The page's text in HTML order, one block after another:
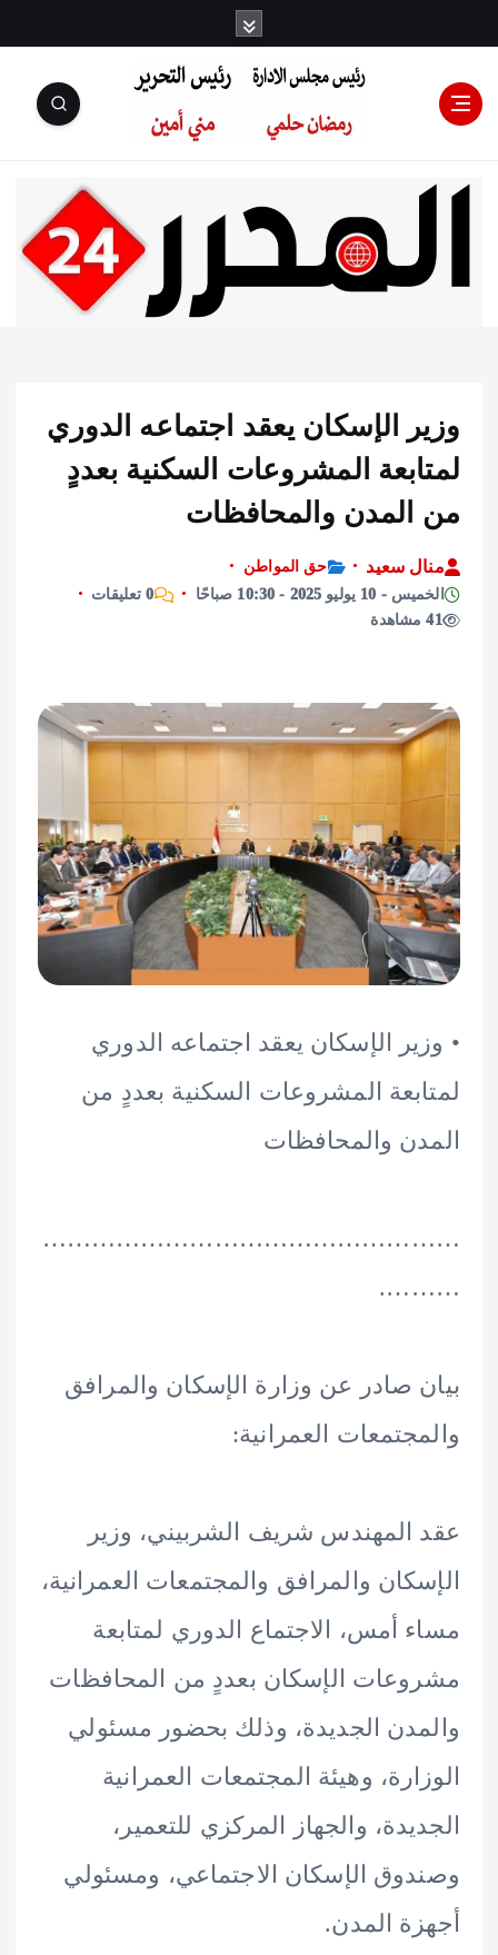
رئيس مجلس
الإدارة: رمضان
التحرير:مني أمين
الإسكان يعقد اجتماعه الدوري
المشروعات السكنية بعددٍ
والمحافظات
سعيد
حق المواطن
2025 - 10:30 صباحًا
0 تعليقات
الإسكان يعقد اجتماعه الدوري
المشروعات السكنية بعددٍ من
والمحافظات
صادر عن وزارة الإسكان والمرافق
العمرانية:
المهندس شريف الشربيني، وزير
والمرافق والمجتمعات العمرانية،
أمس، الاجتماع الدوري لمتابعة
الإسكان بعددٍ من المحافظات
الجديدة، وذلك بحضور مسئولي
وهيئة المجتمعات العمرانية
والجهاز المركزي للتعمير،
الإسكان الاجتماعي، ومسئولي
المدن.